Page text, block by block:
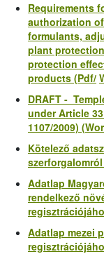
Requirements
authorization
formulants,
plant
protection
products (Pdf/
DRAFT -
under Article
1107/2009)
Kötelező
szerforgalom
Adatlap
rendelkező
regisztráció
Adatlap mezei